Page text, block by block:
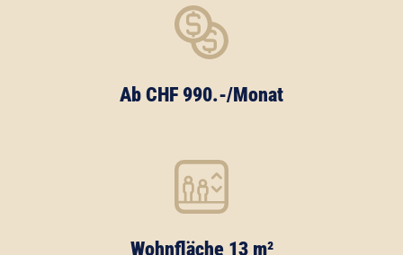
Ab CHF 990.-/Monat
Wohnfläche 13 m²